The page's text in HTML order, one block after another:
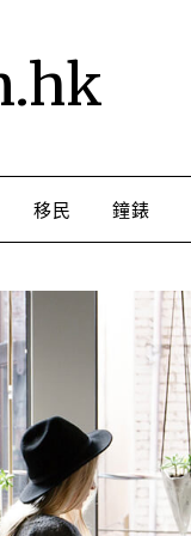
移民 鐘錶